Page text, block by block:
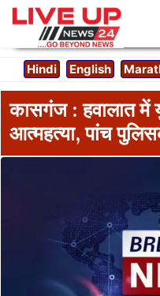
Hindi English
कासगंज : हवालात में
आत्महत्या, पांच